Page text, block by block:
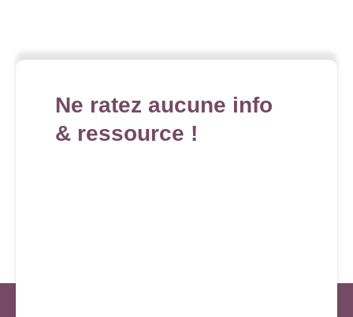
Ne ratez aucune info
& ressource !